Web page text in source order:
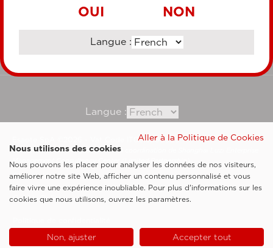
Langue :
Esaote SpA ©2026 - Vat Code IT05131180969
Société soumise à la gestion et à la coordination de Shanghai Luzi Enterprise
Management Consultancy Center (Limited Partnership)
Clauses légales
Cookie Policy
OUI NON
Langue :
Aller à la Politique de Cookies
Nous utilisons des cookies
Nous pouvons les placer pour analyser les données de nos visiteurs,
améliorer notre site Web, afficher un contenu personnalisé et vous
faire vivre une expérience inoubliable. Pour plus d'informations sur les
cookies que nous utilisons, ouvrez les paramètres.
Non, ajuster Accepter tout